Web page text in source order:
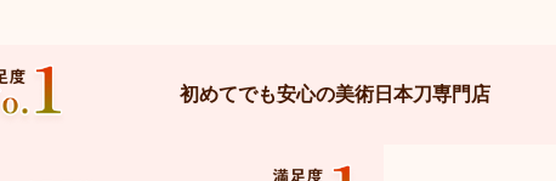
初めてでも安心の美術日本刀専門店